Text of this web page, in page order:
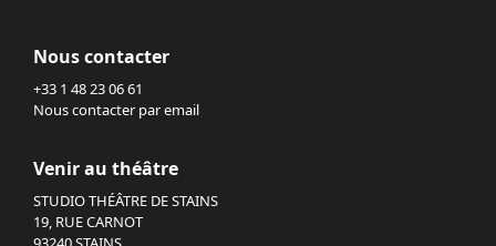
Nous contacter
+33 1 48 23 06 61
Nous contacter par email
Venir au théâtre
STUDIO THÉÂTRE DE STAINS
19, RUE CARNOT